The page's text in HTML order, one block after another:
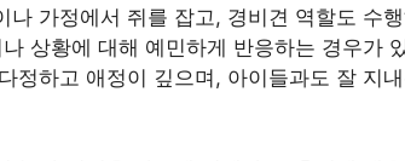
나 가정에서 쥐를 잡고, 경비견 역할도 수
상황에 대해 예민하게 반응하는 경우가
정하고 애정이 깊으며, 아이들과도 잘 지